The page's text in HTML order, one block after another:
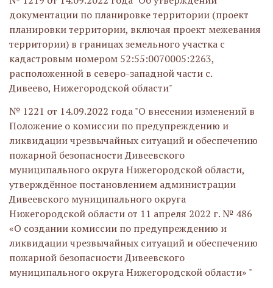
документации по планировке территории (проект
планировки территории, включая проект межевания
территории) в границах земельного участка с
кадастровым номером 52:55:0070005:2263,
расположенной в северо-западной части с.
Дивеево, Нижегородской области"
№ 1221 от 14.09.2022 года "О внесении изменений в
Положение о комиссии по предупреждению и
ликвидации чрезвычайных ситуаций и обеспечению
пожарной безопасности Дивеевского
муниципального округа Нижегородской области,
утверждённое постановлением администрации
Дивеевского муниципального округа
Нижегородской области от 11 апреля 2022 г. № 486
«О создании комиссии по предупреждению и
ликвидации чрезвычайных ситуаций и обеспечению
пожарной безопасности Дивеевского
муниципального округа Нижегородской области» "